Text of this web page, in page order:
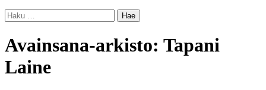
Haku:
Avainsana-arkisto: Tapani
Laine